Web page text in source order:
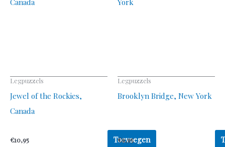
Legpuzzels
Jewel of the Rockies,
Canada
€10,95
Toevoegen
Legpuzzels
Brooklyn Bridge, New York
€9,95